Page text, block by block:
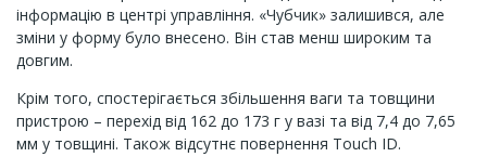
інформацію в центрі управління. «Чубчик» залишився, але
зміни у форму було внесено. Він став менш широким та
довгим.
Крім того, спостерігається збільшення ваги та товщини
пристрою – перехід від 162 до 173 г у вазі та від 7,4 до 7,65
мм у товщині. Також відсутнє повернення Touch ID.